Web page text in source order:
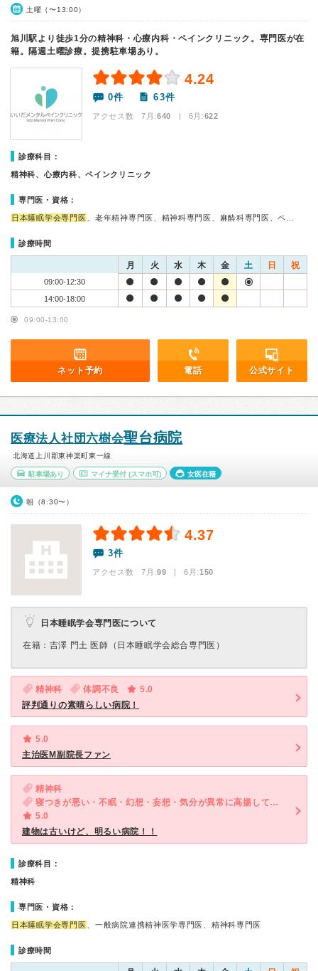
土曜（〜13:00）
旭川駅より徒歩1分の精神科・心療内科・ペインクリニック。専門医が在
籍。隔週土曜診療。提携駐車場あり。
4.24
0件 63件
アクセス数 7月:640 | 6月:622
診療科目：
精神科、心療内科、ペインクリニック
専門医・資格：
日本睡眠学会専門医 、老年精神専門医、精神科専門医、麻酔科専門医、ペ…
診療時間
月 火 水 木 金 土 日 祝
09:00-12:30
14:00-18:00
09:00-13:00
ネット予約 電話 公式サイト
医療法人社団六樹会聖台病院
北海道上川郡東神楽町東一線
駐車場あり マイナ受付(スマホ可) 女医在籍
朝（8:30〜）
4.37
3件
アクセス数 7月:99 | 6月:150
日本睡眠学会専門医について
在籍：吉澤 門土 医師（日本睡眠学会総合専門医）
精神科 体調不良
5.0
評判通りの素晴らしい病院！
5.0
主治医M副院長ファン
精神科
寝つきが悪い・不眠・幻想・妄想・気分が異常に高揚している
5.0
建物は古いけど、明るい病院！！
診療科目：
精神科
専門医・資格：
日本睡眠学会専門医 、一般病院連携精神医学専門医、精神科専門医
診療時間